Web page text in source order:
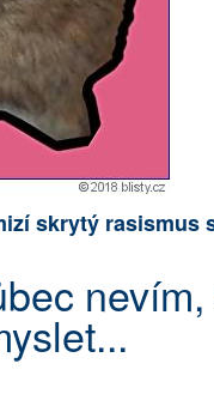
skrytý rasismus